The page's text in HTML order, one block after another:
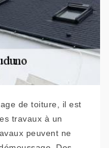
de toiture, il est
travaux à un
peuvent ne